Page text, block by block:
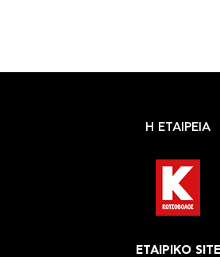
Η ΕΤΑΙΡΕΙΑ
ΕΤΑΙΡΙΚΟ SITE